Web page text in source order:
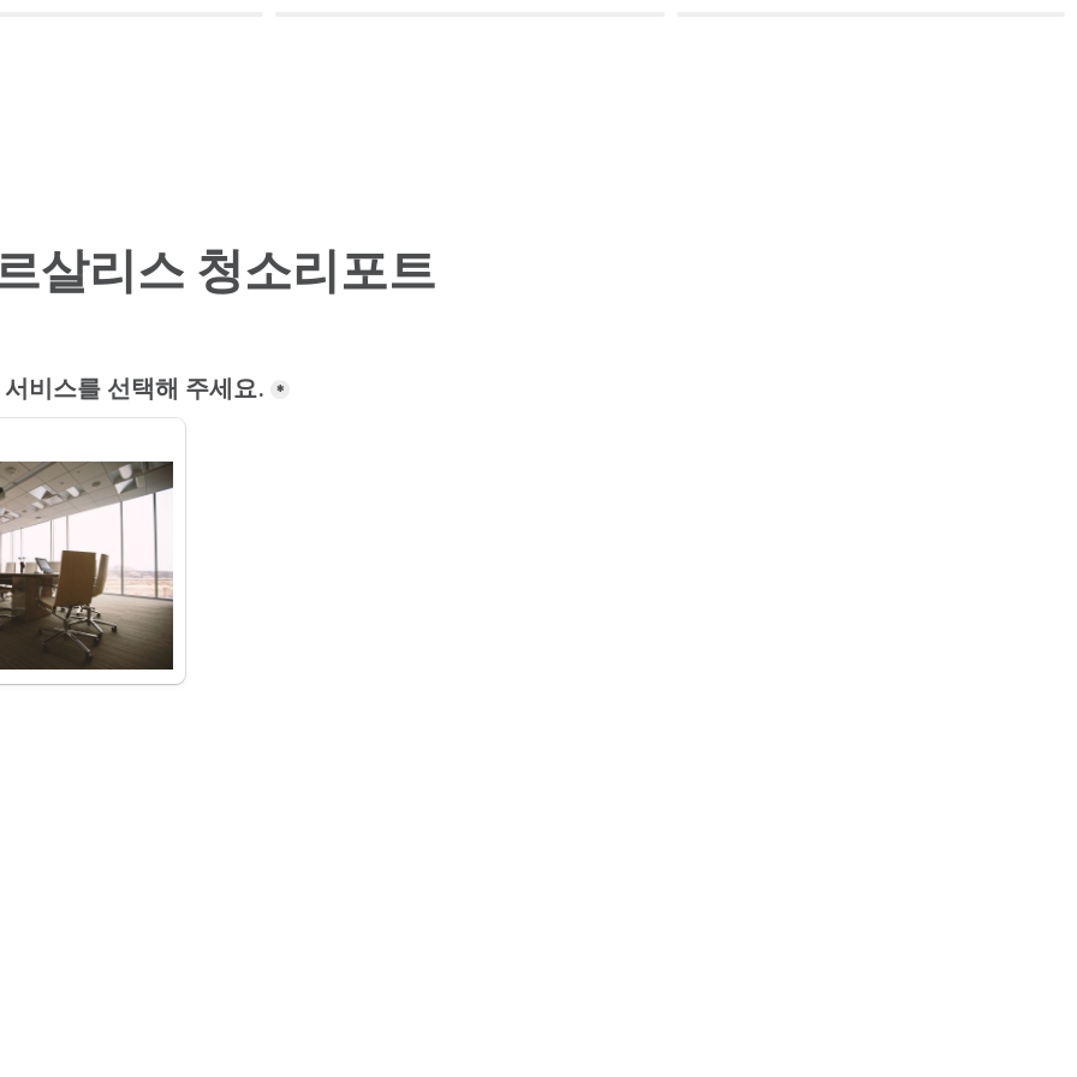
살리스 청소리포트
비스를 선택해 주세요. *